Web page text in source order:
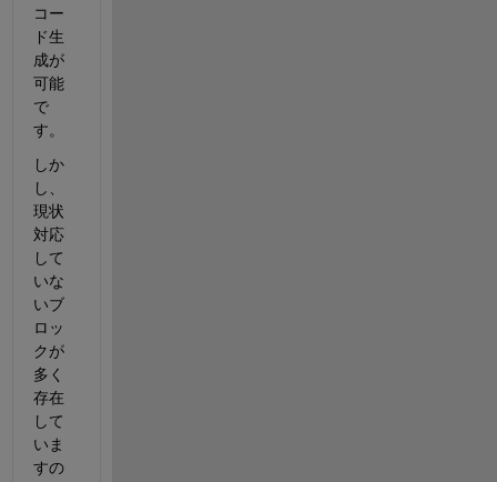
コー
ド生
成が
可能
で
す。
しか
し、
現状
対応
して
いな
いブ
ロッ
クが
多く
存在
して
いま
すの